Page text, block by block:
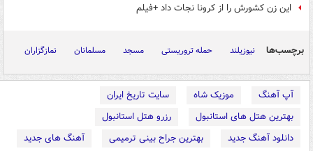
این زن کشورش را از کرونا نجات داد +فیلم
برچسب‌ها نیوزیلند حمله تروریستی مسجد مسلمانان نمازگزاران
آپ آهنگ موزیک شاه
سایت تاریخ ایران
بهترین هتل های استانبول
رزرو هتل استانبول
دانلود آهنگ جدید
بهترین جراح بینی ترمیمی
آهنگ های جدید